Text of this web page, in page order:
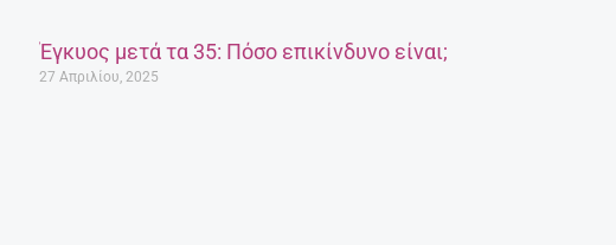
Έγκυος μετά τα 35: Πόσο επικίνδυνο είναι;
27 Απριλίου, 2025